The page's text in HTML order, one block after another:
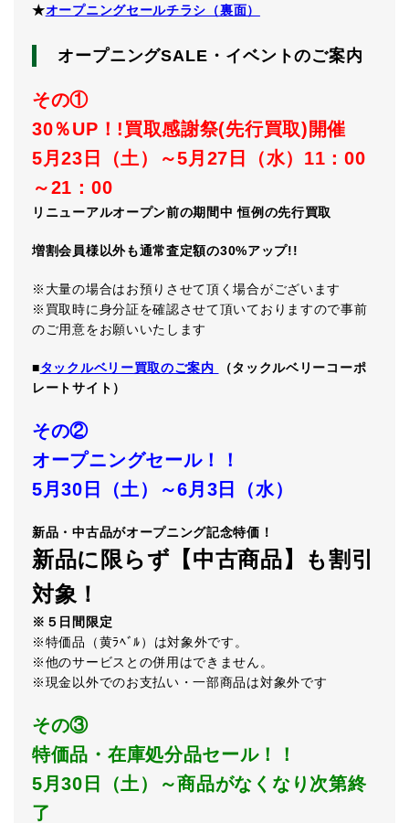
★オープニングセールチラシ（裏面）
オープニングSALE・イベントのご案内
その①
30％UP！!買取感謝祭(先行買取)開催
5 月23 日（土）～5 月 27 日（水） 11 ：00
～21 ： 00
リニューアルオープン前の期間中恒例の先行買取
増割会員様以外も通常査定額の30%アップ!!
※大量の場合はお預りさせて頂く場合がございます
※買取時に身分証を確認させて頂いておりますので事前
のご用意をお願いいたします
■タックルベリー買取のご案内
（タックルベリーコーポ
レートサイト）
その②
オープニングセール！！
5 月30 日（土）～6 月 3 日（水）
新品・中古品がオープニング記念特価！
新品に限らず【中古商品】も割引
対象！
※５日間限定
※特価品（黄ﾗﾍﾞﾙ）は対象外です。
※他のサービスとの併用はできません。
※現金以外でのお支払い・一部商品は対象外です
その③
特価品・在庫処分品セール！！
5 月30 日（土）～商品がなくなり次第終
了